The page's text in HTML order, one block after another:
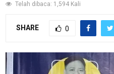
Telah dibaca: 1,594 Kali
SHARE 0